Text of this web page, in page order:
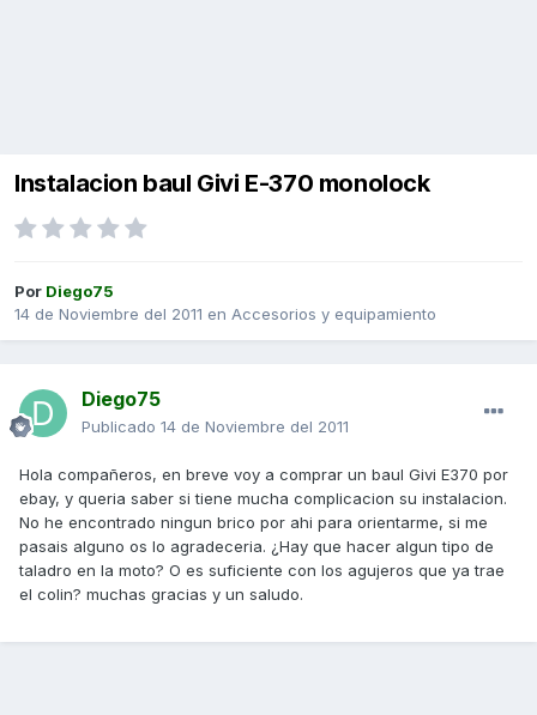
Instalacion baul Givi E-370 monolock
Por Diego75
14 de Noviembre del 2011 en Accesorios y equipamiento
Diego75
Publicado 14 de Noviembre del 2011
Hola compañeros, en breve voy a comprar un baul Givi E370 por
ebay, y queria saber si tiene mucha complicacion su instalacion.
No he encontrado ningun brico por ahi para orientarme, si me
pasais alguno os lo agradeceria. ¿Hay que hacer algun tipo de
taladro en la moto? O es suficiente con los agujeros que ya trae
el colin? muchas gracias y un saludo.